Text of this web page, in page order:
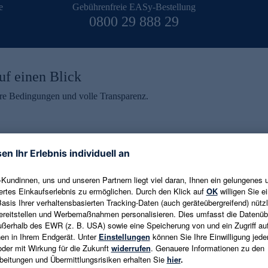
Gebührenfreie EASy-Bestellung
0800 29 888 29
einen Blick
Bedingungen und volle Transparenz.
und aktuelle Trends,
Als Dankeschön
Abmeldung ist jederzeit in
E-Mail-Adresse eingeben
Es gelten die Datenschutzrichtlinien